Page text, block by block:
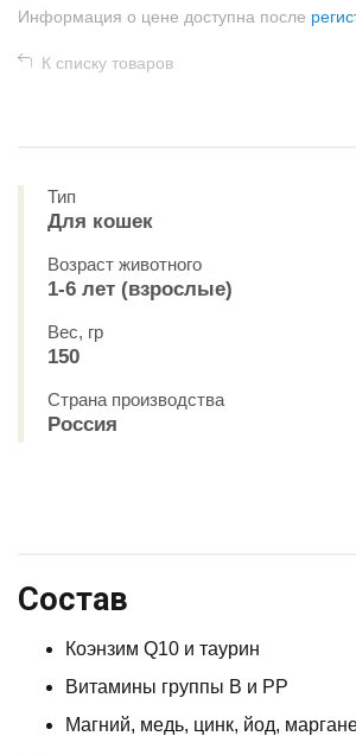
Информация о цене доступна после
К списку товаров
Тип
Для кошек
Возраст животного
1-6 лет (взрослые)
Вес, гр
150
Страна производства
Россия
Состав
Коэнзим Q10 и таурин
Витамины группы В и РР
Магний, медь, цинк, йод,